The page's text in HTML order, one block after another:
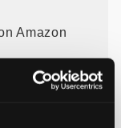
Amazon